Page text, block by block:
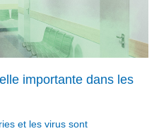
importante dans les
et les virus sont